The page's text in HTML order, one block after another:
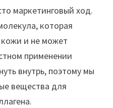
маркетинговый ход.
которая
кожи и не может
применении
внутрь, поэтому мы
вещества для